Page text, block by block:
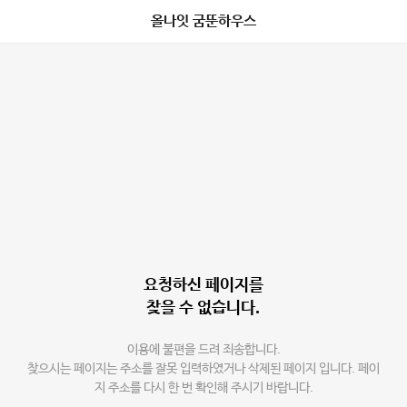
올나잇 굼뚠하우스
요청하신 페이지를
찾을 수 없습니다.
이용에 불편을 드려 죄송합니다.
찾으시는 페이지는 주소를 잘못 입력하였거나 삭제된 페이지 입니다. 페이
지 주소를 다시 한 번 확인해 주시기 바랍니다.